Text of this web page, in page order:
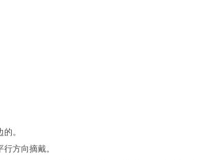
。
方向摘戴。